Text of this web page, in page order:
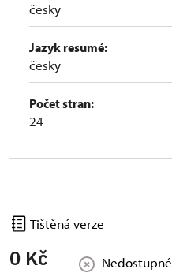
česky
Jazyk resumé:
česky
Počet stran:
24
Tištěná verze
0 Kč Nedostupné